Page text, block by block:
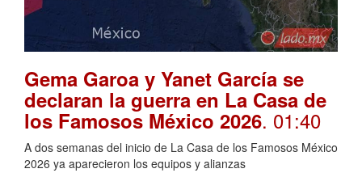
Gema Garoa y Yanet García se
declaran la guerra en La Casa de
los Famosos México 2026. 01:40
A dos semanas del inicio de La Casa de los Famosos México
2026 ya aparecieron los equipos y alianzas